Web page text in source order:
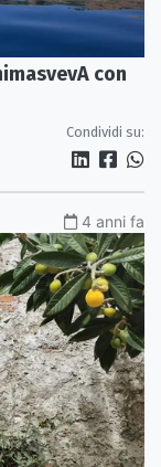
con
Condividi su:
4 anni fa